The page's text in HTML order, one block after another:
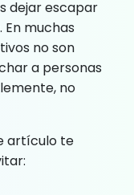
dejar escapar
. En muchas
no son
a personas
no
artículo te